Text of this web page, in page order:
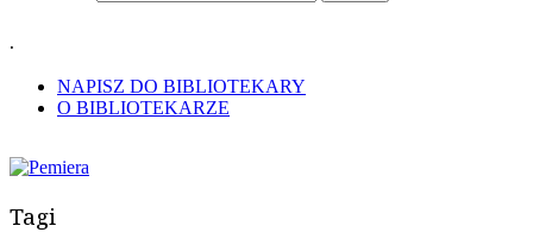
.
NAPISZ DO BIBLIOTEKARY
O BIBLIOTEKARZE
Tagi